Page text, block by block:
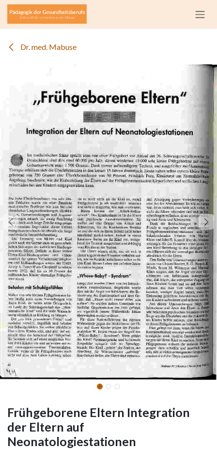
Zum Inhalt springen
Dr. med. Mabuse
Frühgeborene Eltern Integration
der Eltern auf
Neonatologiestationen